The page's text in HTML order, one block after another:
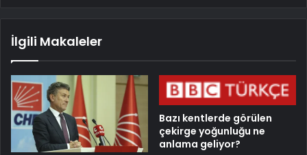
İlgili Makaleler
Bazı kentlerde görülen
çekirge yoğunluğu ne
anlama geliyor?